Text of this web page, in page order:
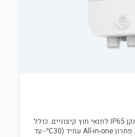
מתג PoE תעשייתי מנוהל (Giga) בתקן IP65 לתנאי חוץ קיצוניים. כולל
4 פורטים PoE, יציאת Uplink ו-SFP. פתרון All-in-one עמיד (30℃- עד